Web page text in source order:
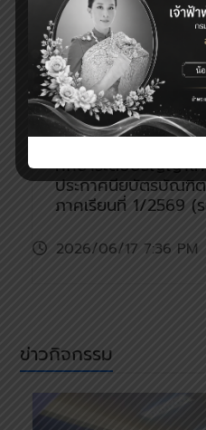
ข่าวประกาศผล
ข่าวประกาศผล
ศึกษาระดับปริญญาโ
ประกาศนียบัตรบัณฑิ
ภาคเรียนที่ 1/2569 (
2026/06/17 7:36 PM
ข่าวกิจกรรม